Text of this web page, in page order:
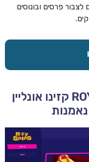
פרסים ובונוסים
ROYSPINS CASINO – 2026 קזינו אונליין